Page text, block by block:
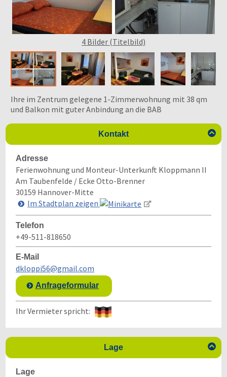
4 Bilder (Titelbild)
Ihre im Zentrum gelegene 1-Zimmerwohnung mit 38 qm
und Balkon mit guter Anbindung an die BAB
Kontakt 
Adresse
Ferienwohnung und Monteur-Unterkunft Kloppmann II
Am Taubenfelde / Ecke Otto-Brenner
30159 Hannover-Mitte
Im Stadtplan zeigen
Telefon
+49-511-818650
E-Mail
dkloppi56@gmail.com
Anfrageformular
Ihr Vermieter spricht:
Lage 
Lage